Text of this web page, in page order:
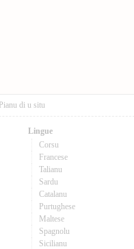
Pianu di u situ
Lingue
Corsu
Francese
Talianu
Sardu
Catalanu
Purtughese
Maltese
Spagnolu
Sicilianu